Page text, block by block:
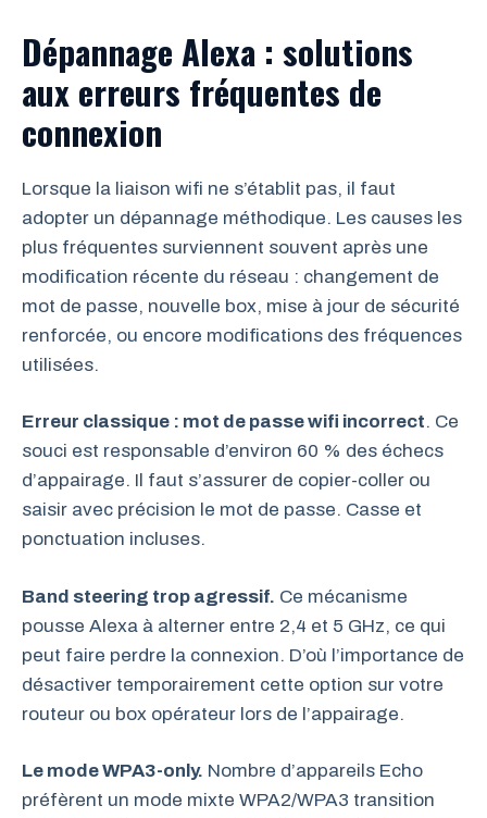
Dépannage Alexa : solutions
aux erreurs fréquentes de
connexion
Lorsque la liaison wifi ne s’établit pas, il faut
adopter un dépannage méthodique. Les causes les
plus fréquentes surviennent souvent après une
modification récente du réseau : changement de
mot de passe, nouvelle box, mise à jour de sécurité
renforcée, ou encore modifications des fréquences
utilisées.
Erreur classique : mot de passe wifi incorrect. Ce
souci est responsable d’environ 60 % des échecs
d’appairage. Il faut s’assurer de copier-coller ou
saisir avec précision le mot de passe. Casse et
ponctuation incluses.
Band steering trop agressif. Ce mécanisme
pousse Alexa à alterner entre 2,4 et 5 GHz, ce qui
peut faire perdre la connexion. D’où l’importance de
désactiver temporairement cette option sur votre
routeur ou box opérateur lors de l’appairage.
Le mode WPA3-only. Nombre d’appareils Echo
préfèrent un mode mixte WPA2/WPA3 transition